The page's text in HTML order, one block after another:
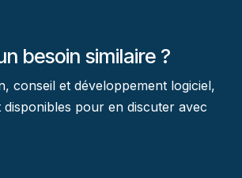
besoin similaire ?
conseil et développement logiciel,
pour en discuter avec